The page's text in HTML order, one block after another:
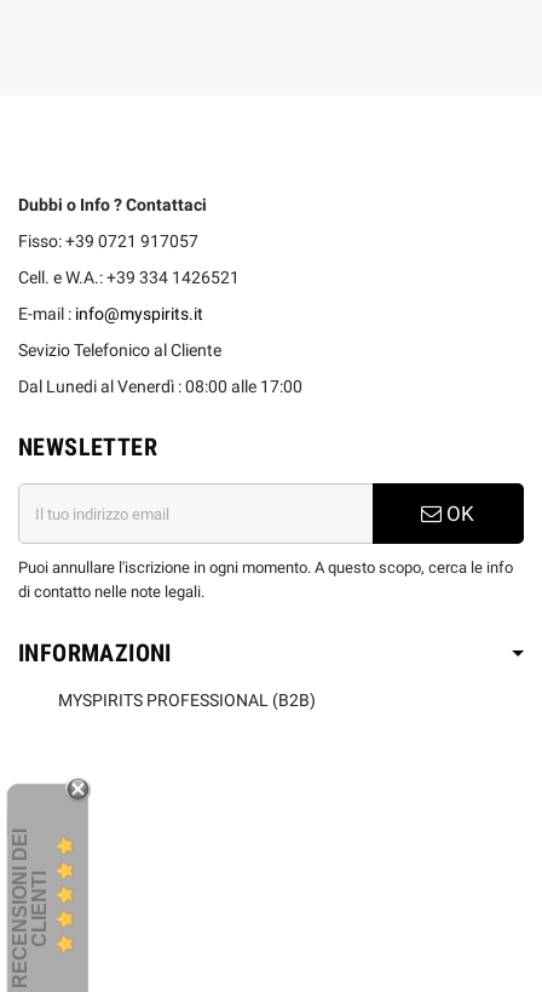
Dubbi o Info ? Contattaci
Fisso: +39 0721 917057
Cell. e W.A.: +39 334 1426521
E-mail : info@myspirits.it
Sevizio Telefonico al Cliente
Dal Lunedi al Venerdì : 08:00 alle 17:00
NEWSLETTER
OK
Puoi annullare l'iscrizione in ogni momento. A questo scopo, cerca le info
di contatto nelle note legali.
INFORMAZIONI
MYSPIRITS PROFESSIONAL (B2B)
R
E
C
E
N
S
I
ON
I
D
E
I
C
L
I
E
N
TI